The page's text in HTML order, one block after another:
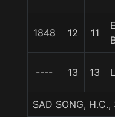
1848 12 11
---- 13 13
SAD SONG,